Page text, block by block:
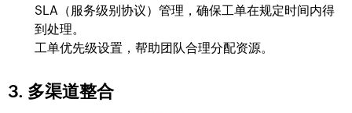
SLA（服务级别协议）管理，确保工单在规定时间内得
到处理。
工单优先级设置，帮助团队合理分配资源。
3. 多渠道整合